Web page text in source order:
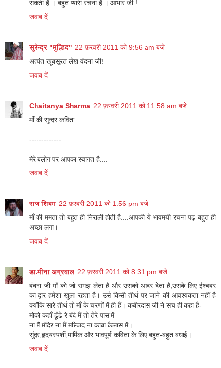
सकती है । बहुत प्यारी रचना है । आभार जी !
जवाब दें
सुरेन्द्र "मुल्हिद" 22 फ़रवरी 2011 को 9:56 am बजे
अत्यंत खूबसूरत लेख वंदना जी!
जवाब दें
Chaitanya Sharma 22 फ़रवरी 2011 को 11:58 am बजे
माँ की सुन्दर कविता
-------------
मेरे बलोग पर आपका स्वागत है....
जवाब दें
राज शिवम 22 फ़रवरी 2011 को 1:56 pm बजे
माँ की ममता तो बहुत ही निराली होती है....आपकी ये भावमयी रचना पढ़ बहुत ही
अच्छा लगा।
जवाब दें
डा.मीना अग्रवाल 22 फ़रवरी 2011 को 8:31 pm बजे
वंदना जी माँ को जो समझ लेता है और उसको आदर देता है,उसके लिए ईश्ववर
का द्वार हमेशा खुला रहता है। उसे किसी तीर्थ पर जाने की आवश्यकता नहीं है
क्योंकि सारे तीर्थ तो माँ के चरणों में ही हैं। कबीरदास जी ने सच ही कहा है-
मोको कहाँ ढूँढे रे बंदे मैं तो तेरे पास में
ना मैं मंदिर ना मैं मस्जिद ना काबा कैलास में।
सुंदर,हृदयस्पर्शी,मार्मिक और भावपूर्ण कविता के लिए बहुत-बहुत बधाई।
जवाब दें